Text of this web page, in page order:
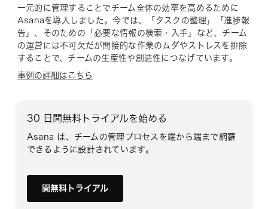
一元的に管理することでチーム全体の効率を高めるために
Asanaを導入しました。今では、「タスクの整理」「進捗報
告」、そのための「必要な情報の検索・入手」など、チーム
の運営には不可欠だが間接的な作業のムダやストレスを排除
することで、チームの生産性や創造性につなげています。
事例の詳細はこちら
30 日間無料トライアルを始める
Asana は、チームの管理プロセスを端から端まで網羅
できるように設計されています。
間無料トライアル